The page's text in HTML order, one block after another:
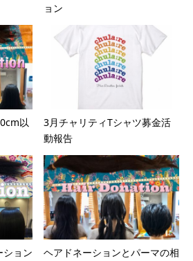
ョン
以
3月チャリティTシャツ募金活
動報告
ション
ヘアドネーションとパーマの相